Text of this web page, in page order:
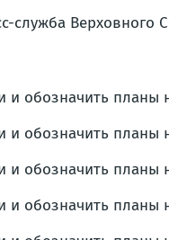
служба Верховного